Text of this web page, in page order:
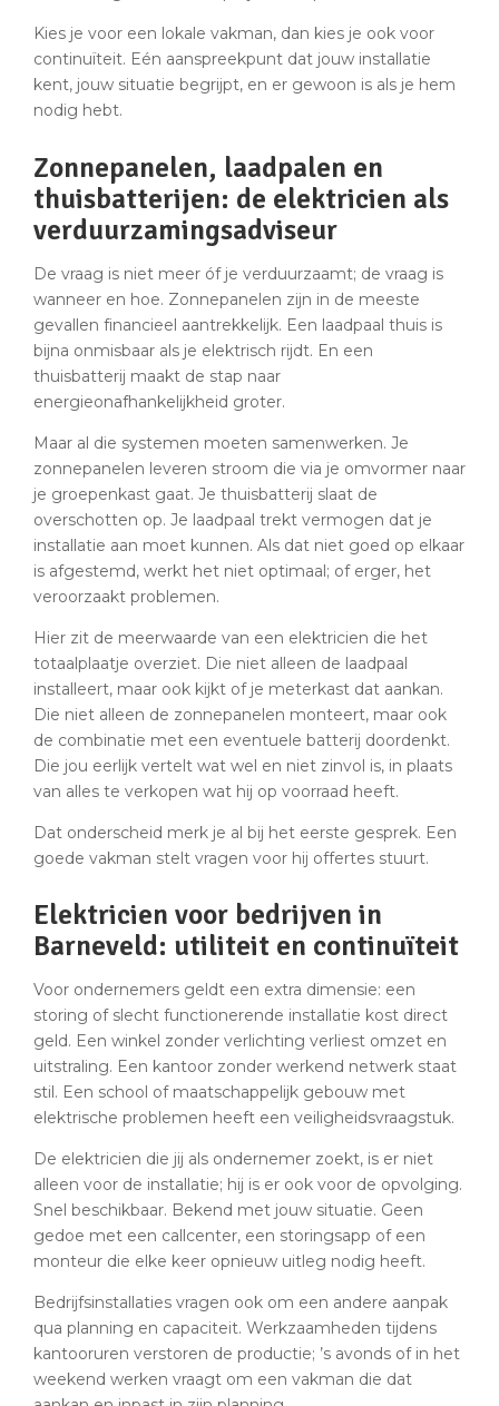
Kies je voor een lokale vakman, dan kies je ook voor
continuïteit. Eén aanspreekpunt dat jouw installatie
kent, jouw situatie begrijpt, en er gewoon is als je hem
nodig hebt.
Zonnepanelen, laadpalen en
thuisbatterijen: de elektricien als
verduurzamingsadviseur
De vraag is niet meer óf je verduurzaamt; de vraag is
wanneer en hoe. Zonnepanelen zijn in de meeste
gevallen financieel aantrekkelijk. Een laadpaal thuis is
bijna onmisbaar als je elektrisch rijdt. En een
thuisbatterij maakt de stap naar
energieonafhankelijkheid groter.
Maar al die systemen moeten samenwerken. Je
zonnepanelen leveren stroom die via je omvormer naar
je groepenkast gaat. Je thuisbatterij slaat de
overschotten op. Je laadpaal trekt vermogen dat je
installatie aan moet kunnen. Als dat niet goed op elkaar
is afgestemd, werkt het niet optimaal; of erger, het
veroorzaakt problemen.
Hier zit de meerwaarde van een elektricien die het
totaalplaatje overziet. Die niet alleen de laadpaal
installeert, maar ook kijkt of je meterkast dat aankan.
Die niet alleen de zonnepanelen monteert, maar ook
de combinatie met een eventuele batterij doordenkt.
Die jou eerlijk vertelt wat wel en niet zinvol is, in plaats
van alles te verkopen wat hij op voorraad heeft.
Dat onderscheid merk je al bij het eerste gesprek. Een
goede vakman stelt vragen voor hij offertes stuurt.
Elektricien voor bedrijven in
Barneveld: utiliteit en continuïteit
Voor ondernemers geldt een extra dimensie: een
storing of slecht functionerende installatie kost direct
geld. Een winkel zonder verlichting verliest omzet en
uitstraling. Een kantoor zonder werkend netwerk staat
stil. Een school of maatschappelijk gebouw met
elektrische problemen heeft een veiligheidsvraagstuk.
De elektricien die jij als ondernemer zoekt, is er niet
alleen voor de installatie; hij is er ook voor de opvolging.
Snel beschikbaar. Bekend met jouw situatie. Geen
gedoe met een callcenter, een storingsapp of een
monteur die elke keer opnieuw uitleg nodig heeft.
Bedrijfsinstallaties vragen ook om een andere aanpak
qua planning en capaciteit. Werkzaamheden tijdens
kantooruren verstoren de productie; ’s avonds of in het
weekend werken vraagt om een vakman die dat